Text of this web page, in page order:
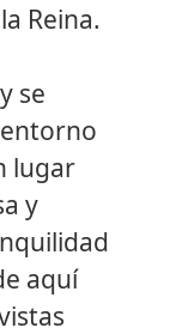
Reina.
se
lugar
y
aquí